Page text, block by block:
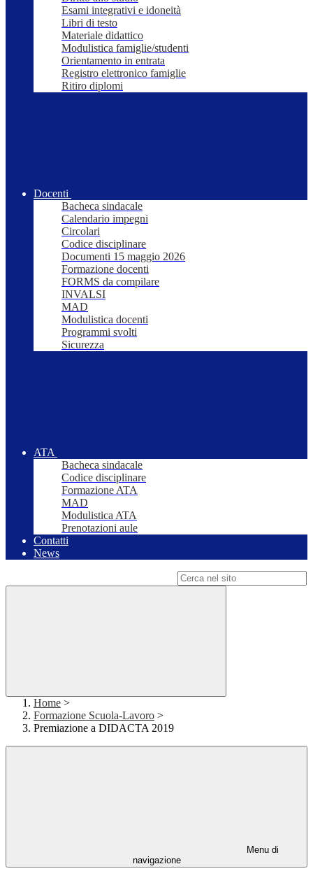
Esami integrativi e idoneità
Libri di testo
Materiale didattico
Modulistica famiglie/studenti
Orientamento in entrata
Registro elettronico famiglie
Ritiro diplomi
Docenti
Bacheca sindacale
Calendario impegni
Circolari
Codice disciplinare
Documenti 15 maggio 2026
Formazione docenti
FORMS da compilare
INVALSI
MAD
Modulistica docenti
Programmi svolti
Sicurezza
ATA
Bacheca sindacale
Codice disciplinare
Formazione ATA
MAD
Modulistica ATA
Prenotazioni aule
Contatti
News
Home >
Formazione Scuola-Lavoro >
Premiazione a DIDACTA 2019
Menu di
navigazione